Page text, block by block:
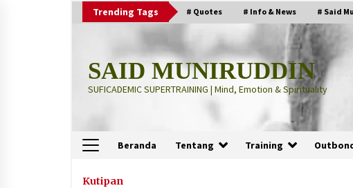
Trending Tags # Quotes # Info & News # Said
SAID MUNIRUDDIN
SUFICADEMIC SUPERTRAINING | Mind, Emotion & Spirituality
Beranda Tentang Training
Terbaru
Kutipan